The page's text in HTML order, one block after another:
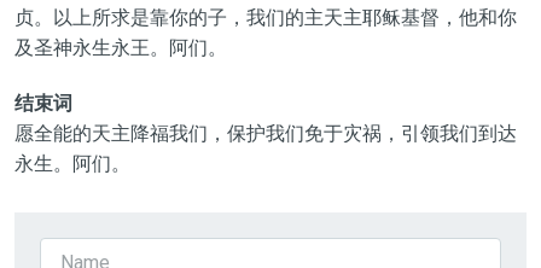
贞。以上所求是靠你的子，我们的主天主耶稣基督，他和你
及圣神永生永王。阿们。
结束词
愿全能的天主降福我们，保护我们免于灾祸，引领我们到达
永生。阿们。